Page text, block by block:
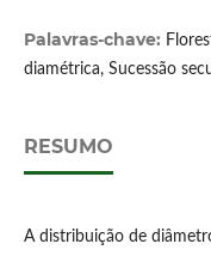
Palavras-chave:
diamétrica, Sucessão
RESUMO
A distribuição de